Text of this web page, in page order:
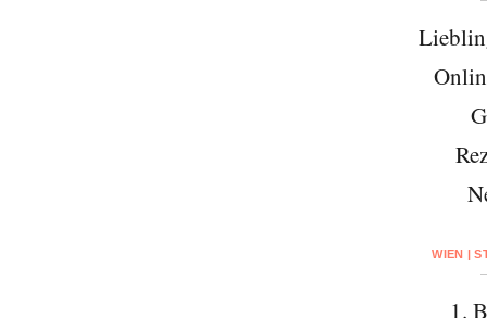
WIEN |
1.